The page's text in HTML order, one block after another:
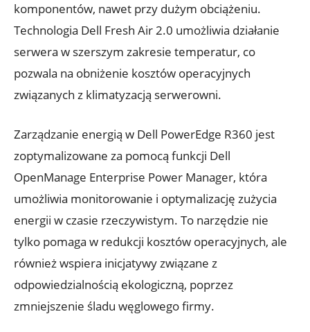
komponentów, nawet przy dużym obciążeniu.
Technologia Dell Fresh Air 2.0 umożliwia działanie
serwera w szerszym zakresie temperatur, co
pozwala na obniżenie kosztów operacyjnych
związanych z klimatyzacją serwerowni.
Zarządzanie energią w Dell PowerEdge R360 jest
zoptymalizowane za pomocą funkcji Dell
OpenManage Enterprise Power Manager, która
umożliwia monitorowanie i optymalizację zużycia
energii w czasie rzeczywistym. To narzędzie nie
tylko pomaga w redukcji kosztów operacyjnych, ale
również wspiera inicjatywy związane z
odpowiedzialnością ekologiczną, poprzez
zmniejszenie śladu węglowego firmy.